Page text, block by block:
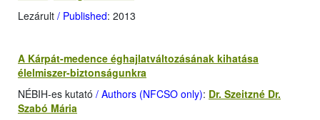
Lezárult / Published: 2013
A Kárpát-medence éghajlatváltozásának kihatása
élelmiszer-biztonságunkra
NÉBIH-es kutató / Authors (NFCSO only): Dr. Szeitzné Dr.
Szabó Mária